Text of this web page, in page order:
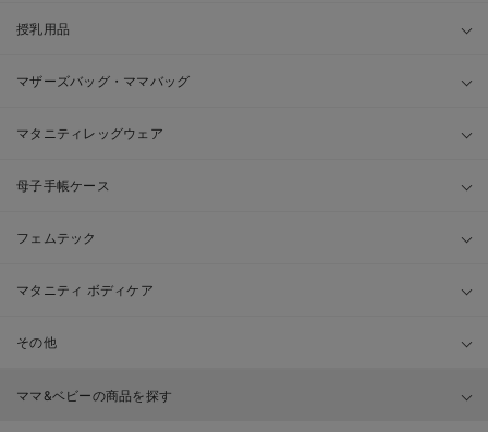
授乳用品
マザーズバッグ・ママバッグ
マタニティレッグウェア
母子手帳ケース
フェムテック
マタニティ ボディケア
その他
ママ&ベビーの商品を探す